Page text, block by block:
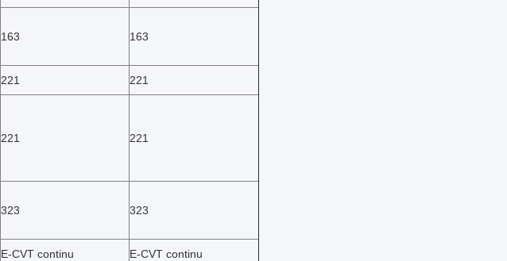
163 163
221 221
221 221
323 323
E-CVT continu E-CVT continu